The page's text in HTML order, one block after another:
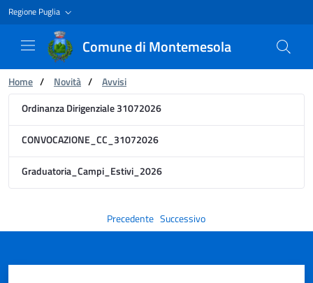
Regione Puglia
Comune di Montemesola
Ti trovi in:
Home / Novità / Avvisi
Avviso
Ordinanza Dirigenziale 31072026
CONVOCAZIONE_CC_31072026
Graduatoria_Campi_Estivi_2026
Precedente Successivo